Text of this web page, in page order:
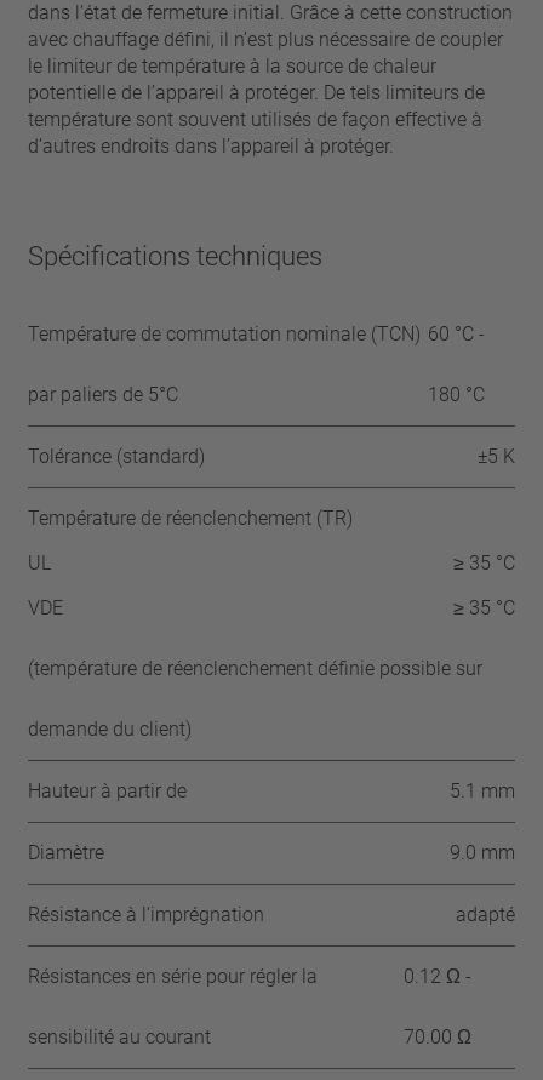
dans l’état de fermeture initial. Grâce à cette construction
avec chauffage défini, il n’est plus nécessaire de coupler
le limiteur de température à la source de chaleur
potentielle de l’appareil à protéger. De tels limiteurs de
température sont souvent utilisés de façon effective à
d’autres endroits dans l’appareil à protéger.
Spécifications techniques
Température de commutation nominale (TCN)
par paliers de 5°C
60 °C -
180 °C
Tolérance (standard) ±5 K
Température de réenclenchement (TR)
UL
≥ 35 °C
VDE
≥ 35 °C
(température de réenclenchement définie possible sur
demande du client)
Hauteur à partir de 5.1 mm
Diamètre 9.0 mm
Résistance à l‘imprégnation adapté
Résistances en série pour régler la
sensibilité au courant
0.12 Ω -
70.00 Ω